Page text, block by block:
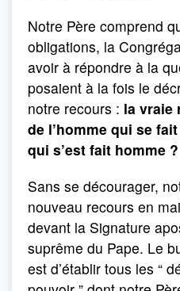
Notre Père comprend
obligations, la
avoir à répondre à la
posaient à la fois le
notre recours : la vraie
de l’homme qui se
qui s’est fait homme ?
Sans se décourager,
nouveau recours en
devant la Signature
suprême du Pape. Le
est d’établir tous les “